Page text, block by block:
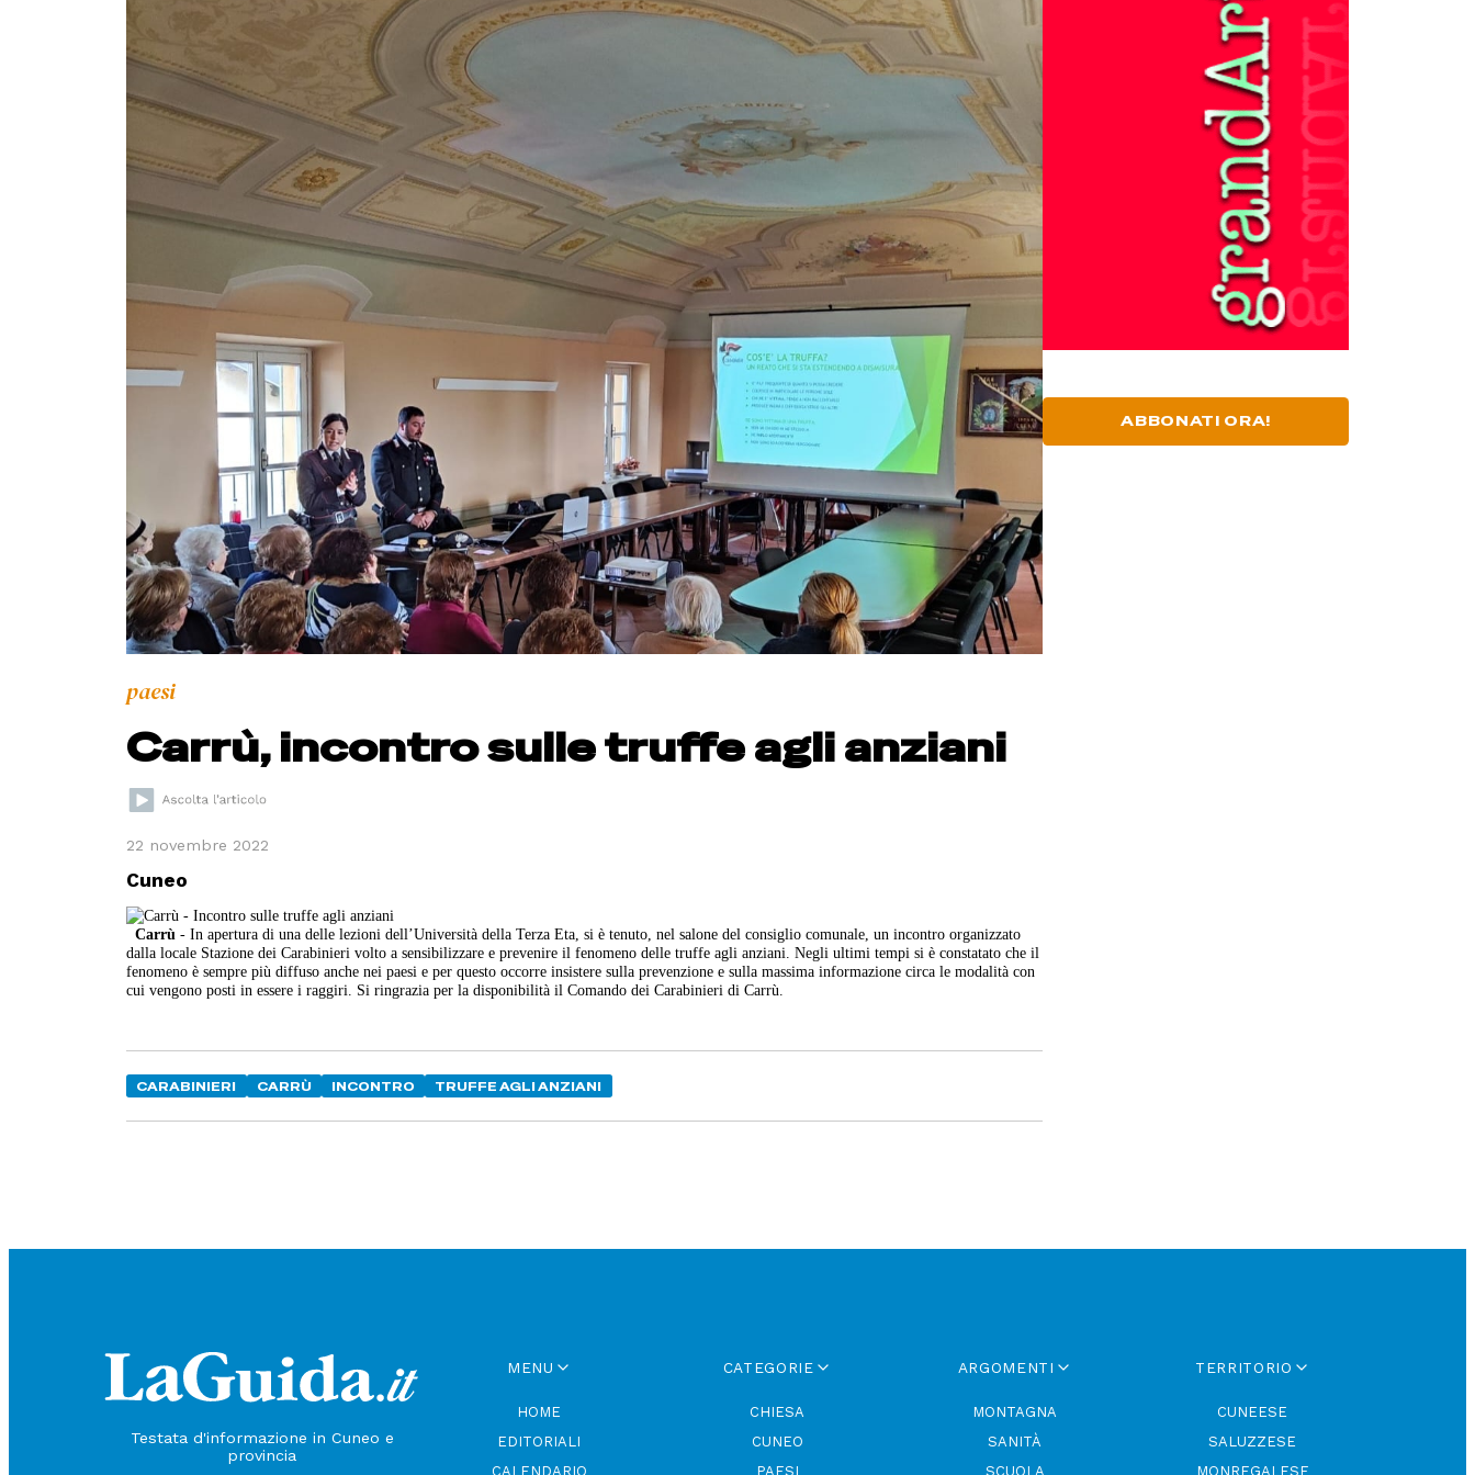
paesi
Carrù, incontro sulle truffe agli anziani
22 novembre 2022
Cuneo
Carrù - In apertura di una delle lezioni dell’Università della Terza Eta, si è tenuto, nel salone del consiglio comunale, un incontro organizzato
dalla locale Stazione dei Carabinieri volto a sensibilizzare e prevenire il fenomeno delle truffe agli anziani. Negli ultimi tempi si è constatato che il
fenomeno è sempre più diffuso anche nei paesi e per questo occorre insistere sulla prevenzione e sulla massima informazione circa le modalità con
cui vengono posti in essere i raggiri. Si ringrazia per la disponibilità il Comando dei Carabinieri di Carrù.
CARABINIERI CARRÙ INCONTRO TRUFFE AGLI ANZIANI
ABBONATI ORA!
Testata d'informazione in Cuneo e
provincia
MENU
HOME
EDITORIALI
CALENDARIO
CATEGORIE
CHIESA
CUNEO
PAESI
ARGOMENTI
MONTAGNA
SANITÀ
SCUOLA
TERRITORIO
CUNEESE
SALUZZESE
MONREGALESE